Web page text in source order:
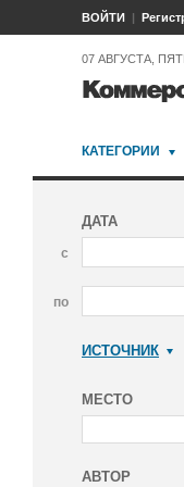
ВОЙТИ
07 АВГУСТА,
КАТЕГОРИИ
ДАТА
с
по
ИСТОЧНИК
МЕСТО
АВТОР